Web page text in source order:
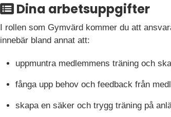
Dina arbetsuppgifter
I rollen som Gymvärd kommer du att
innebär bland annat att:
uppmuntra medlemmens träning och
fånga upp behov och feedback från
skapa en säker och trygg träning på